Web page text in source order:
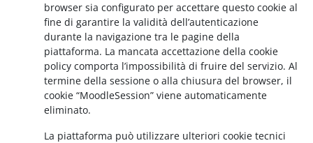
browser sia configurato per accettare questo cookie al
fine di garantire la validità dell’autenticazione
durante la navigazione tra le pagine della
piattaforma. La mancata accettazione della cookie
policy comporta l’impossibilità di fruire del servizio. Al
termine della sessione o alla chiusura del browser, il
cookie “MoodleSession” viene automaticamente
eliminato.
La piattaforma può utilizzare ulteriori cookie tecnici